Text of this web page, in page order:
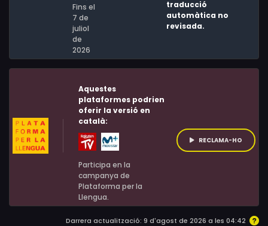
Lloyd, Iliya Kovler, Joshua Peace
Fins el
7 de
juliol
de
2026
traducció
automàtica no
revisada.
Aquestes
plataformes podrien
oferir la versió en
català:
Participa en la
campanya de
Plataforma per la
Llengua.
RECLAMA-HO
Darrera actualització: 9 d'agost de 2026 a les 04:42